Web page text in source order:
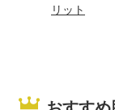
リット